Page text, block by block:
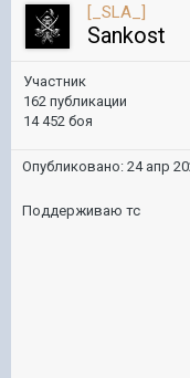
[_SLA_]
Sankost
Участник
162 публикации
14 452 боя
Опубликовано: 24 апр
Поддерживаю тс